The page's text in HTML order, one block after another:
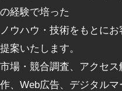
の経験で培った
ノウハウ・技術をもとに
提案いたします。
市場・競合調査、アクセ
作、Web広告、デジタル